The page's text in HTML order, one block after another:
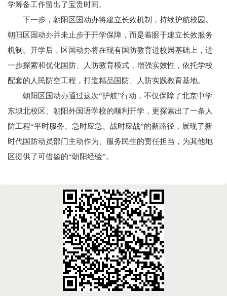
学筹备工作留出了宝贵时间。
下一步，朝阳区国动办将建立长效机制，持续护航校园。
朝阳区国动办并未止步于开学保障，而是着眼于建立长效服务
机制。开学后，区国动办将在现有国防教育进校园基础上，进
一步探索和优化国防、人防教育模式，增强实效性，依托学校
配套的人民防空工程，打造精品国防、人防实践教育基地。
朝阳区国动办通过这次“护航”行动，不仅保障了北京中学
东坝北校区、朝阳外国语学校的顺利开学，更探索出了一条人
防工程“平时服务、急时应急、战时应战”的新路径，展现了新
时代国防动员部门主动作为、服务民生的责任担当，为其他地
区提供了可借鉴的“朝阳经验”。